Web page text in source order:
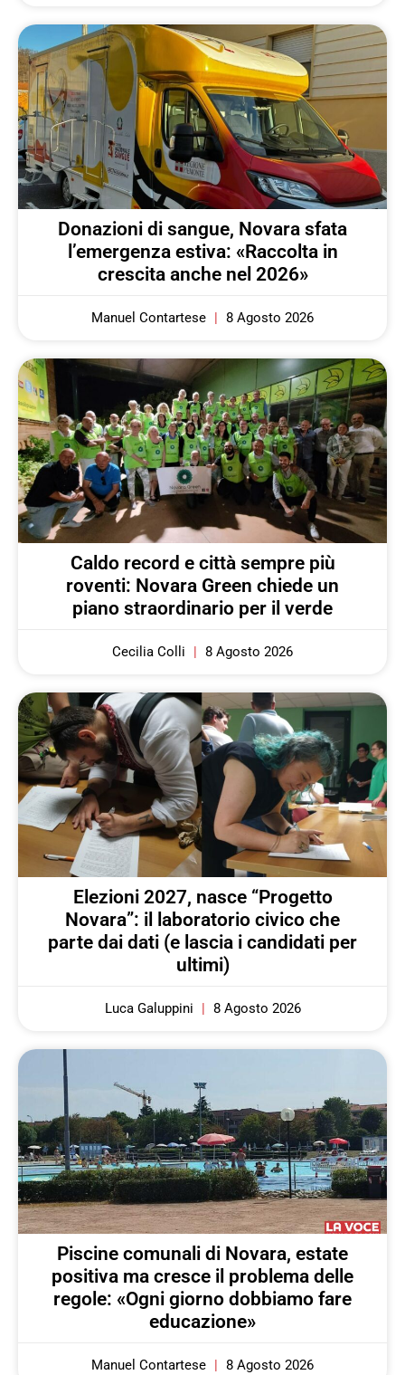
Donazioni di sangue, Novara sfata
l’emergenza estiva: «Raccolta in
crescita anche nel 2026»
Manuel Contartese 8 Agosto 2026
Caldo record e città sempre più
roventi: Novara Green chiede un
piano straordinario per il verde
Cecilia Colli 8 Agosto 2026
Elezioni 2027, nasce “Progetto
Novara”: il laboratorio civico che
parte dai dati (e lascia i candidati per
ultimi)
Luca Galuppini 8 Agosto 2026
Piscine comunali di Novara, estate
positiva ma cresce il problema delle
regole: «Ogni giorno dobbiamo fare
educazione»
Manuel Contartese 8 Agosto 2026